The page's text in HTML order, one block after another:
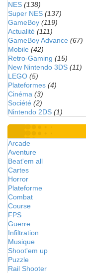
NES (138)
Super NES (137)
GameBoy (119)
Actualité (111)
GameBoy Advance (67)
Mobile (42)
Retro-Gaming (15)
New Nintendo 3DS (11)
LEGO (5)
Plateformes (4)
Cinéma (3)
Société (2)
Nintendo 2DS (1)
Arcade
Aventure
Beat'em all
Cartes
Horror
Plateforme
Combat
Course
FPS
Guerre
Infiltration
Musique
Shoot'em up
Puzzle
Rail Shooter